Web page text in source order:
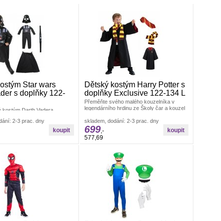
Star wars
s doplňky 122-
kostým Darth Vadera,
Star Wars, přenese
2-3 prac. dny
Dětský kostým Harry Potter s
doplňky Exclusive 122-134 L
Přeměňte svého malého kouzelníka v
legendárního hrdinu ze Školy čar a kouzel
skladem, dodání: 2-3 prac. dny
699,-
577,69